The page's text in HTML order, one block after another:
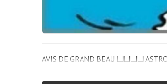
AVIS DE GRAND BEAU ❑❑❑❑